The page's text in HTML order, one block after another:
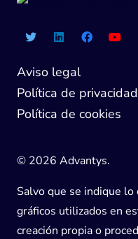
Aviso legal
Política de privacidad
Política de cookies
© 2026 Advantys.
Salvo que se indique
gráficos utilizados en
creación propia o